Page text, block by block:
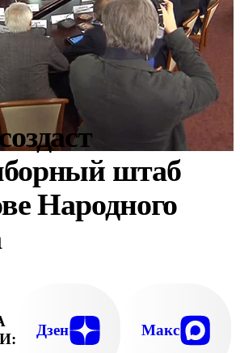
штаб
Народного
Дзен Макс